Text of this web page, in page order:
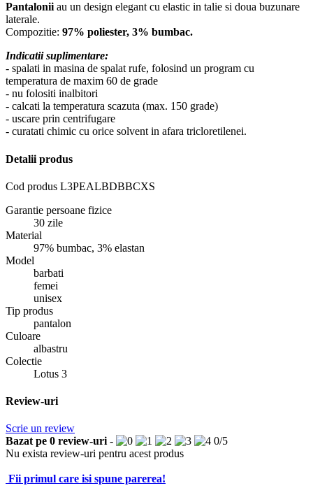
Pantalonii au un design elegant cu elastic in talie si doua buzunare
laterale.
Compozitie: 97% poliester, 3% bumbac.
Indicatii suplimentare:
- spalati in masina de spalat rufe, folosind un program cu
temperatura de maxim 60 de grade
- nu folositi inalbitori
- calcati la temperatura scazuta (max. 150 grade)
- uscare prin centrifugare
- curatati chimic cu orice solvent in afara tricloretilenei.
Detalii produs
Cod produs L3PEALBDBBCXS
Garantie persoane fizice
30 zile
Material
97% bumbac, 3% elastan
Model
barbati
femei
unisex
Tip produs
pantalon
Culoare
albastru
Colectie
Lotus 3
Review-uri
Scrie un review
Bazat pe 0 review-uri- 0/5
Nu exista review-uri pentru acest produs
Fii primul care isi spune parerea!